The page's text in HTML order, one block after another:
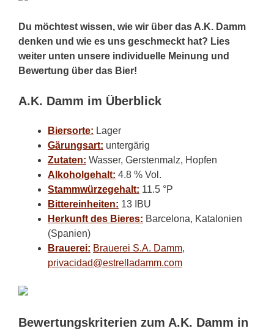
Du möchtest wissen, wie wir über das A.K. Damm
denken und wie es uns geschmeckt hat? Lies
weiter unten unsere individuelle Meinung und
Bewertung über das Bier!
A.K. Damm im Überblick
Biersorte: Lager
Gärungsart: untergärig
Zutaten: Wasser, Gerstenmalz, Hopfen
Alkoholgehalt: 4.8 % Vol.
Stammwürzegehalt: 11.5 °P
Bittereinheiten: 13 IBU
Herkunft des Bieres: Barcelona, Katalonien
(Spanien)
Brauerei: Brauerei S.A. Damm,
privacidad@estrelladamm.com
Bewertungskriterien zum A.K. Damm in